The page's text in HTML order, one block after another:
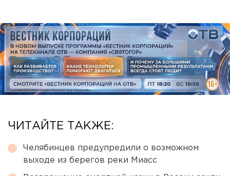
ЧИТАЙТЕ ТАКЖЕ:
Челябинцев предупредили о возможном
выходе из берегов реки Миасс